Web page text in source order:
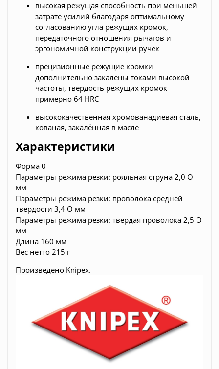
высокая режущая способность при меньшей
затрате усилий благодаря оптимальному
согласованию угла режущих кромок,
передаточного отношения рычагов и
эргономичной конструкции ручек
прецизионные режущие кромки
дополнительно закалены токами высокой
частоты, твердость режущих кромок
примерно 64 HRC
высококачественная хромованадиевая сталь,
кованая, закалённая в масле
Характеристики
Форма 0
Параметры режима резки: рояльная струна 2,0 O
мм
Параметры режима резки: проволока средней
твердости 3,4 O мм
Параметры режима резки: твердая проволока 2,5 O
мм
Длина 160 мм
Вес нетто 215 г
Произведено Knipex.